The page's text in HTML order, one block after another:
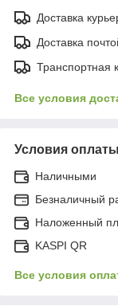
Доставка
Доставка
Транспортная
Все условия
Условия оплаты
Наличными
Безналичный
Наложенный
KASPI QR
Все условия